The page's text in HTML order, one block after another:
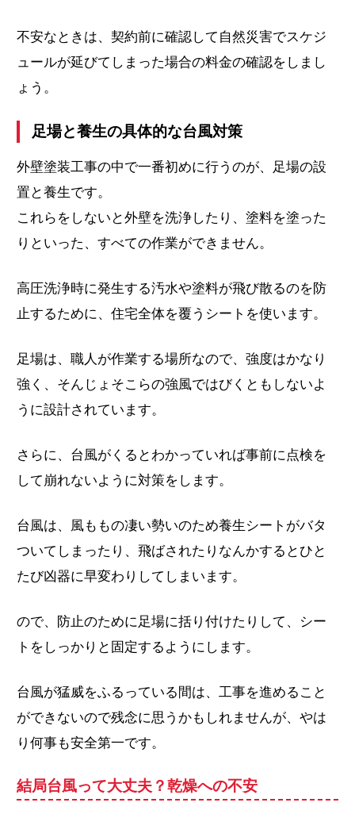
不安なときは、契約前に確認して自然災害でスケジ
ュールが延びてしまった場合の料金の確認をしまし
ょう。
足場と養生の具体的な台風対策
外壁塗装工事の中で一番初めに行うのが、足場の設
置と養生です。
これらをしないと外壁を洗浄したり、塗料を塗った
りといった、すべての作業ができません。
高圧洗浄時に発生する汚水や塗料が飛び散るのを防
止するために、住宅全体を覆うシートを使います。
足場は、職人が作業する場所なので、強度はかなり
強く、そんじょそこらの強風ではびくともしないよ
うに設計されています。
さらに、台風がくるとわかっていれば事前に点検を
して崩れないように対策をします。
台風は、風ももの凄い勢いのため養生シートがバタ
ついてしまったり、飛ばされたりなんかするとひと
たび凶器に早変わりしてしまいます。
ので、防止のために足場に括り付けたりして、シー
トをしっかりと固定するようにします。
台風が猛威をふるっている間は、工事を進めること
ができないので残念に思うかもしれませんが、やは
り何事も安全第一です。
結局台風って大丈夫？乾燥への不安